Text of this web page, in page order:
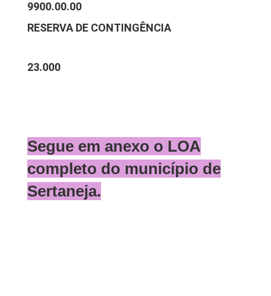
9900.00.00
RESERVA DE CONTINGÊNCIA
23.000
Segue em anexo o LOA
completo do município de
Sertaneja.